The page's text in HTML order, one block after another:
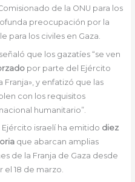
de la ONU para los
preocupación por la
para los civiles en Gaza.
que los gazatíes “se ven
por parte del Ejército
Franja», y enfatizó que las
con los requisitos
humanitario”.
israelí ha emitido diez
que abarcan amplias
de la Franja de Gaza desde
18 de marzo.